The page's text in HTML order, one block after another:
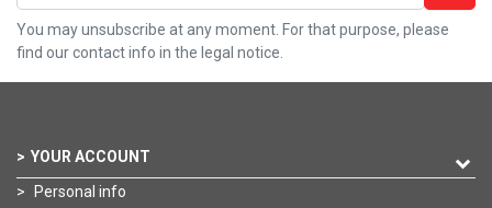
You may unsubscribe at any moment. For that purpose, please
find our contact info in the legal notice.
YOUR ACCOUNT
Personal info